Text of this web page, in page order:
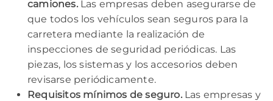
camiones. Las empresas deben asegurarse de
que todos los vehículos sean seguros para la
carretera mediante la realización de
inspecciones de seguridad periódicas. Las
piezas, los sistemas y los accesorios deben
revisarse periódicamente.
Requisitos mínimos de seguro.Las empresas y